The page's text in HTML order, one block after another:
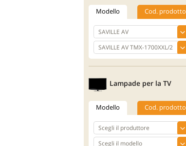
Modello Cod. prodotto
Lampade per la TV
Modello Cod. prodotto